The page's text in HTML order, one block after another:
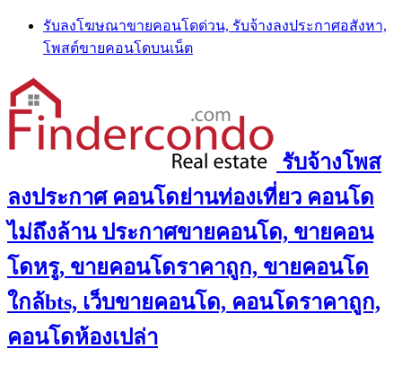
Skip
content
รับลงโฆษณาขายคอนโดด่วน, รับจ้างลงประกาศอสังหา,
โพสต์ขายคอนโดบนเน็ต
รับจ้างโพส
ลงประกาศ คอนโดย่านท่องเที่ยว คอนโด
ไม่ถึงล้าน ประกาศขายคอนโด, ขายคอน
โดหรู, ขายคอนโดราคาถูก, ขายคอนโด
ใกล้bts, เว็บขายคอนโด, คอนโดราคาถูก,
คอนโดห้องเปล่า